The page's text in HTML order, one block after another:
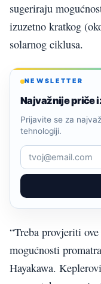
sugeriraju
izuzetno kratkog
solarnog ciklusa.
NEWSLETTER
Najvažnije priče
Prijavite se za
tehnologiji.
“Treba provjeriti
mogućnosti
Hayakawa.